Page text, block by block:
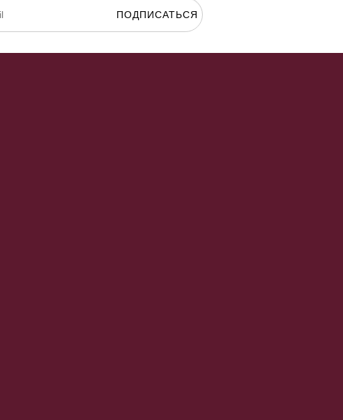
ПОДПИСАТЬСЯ